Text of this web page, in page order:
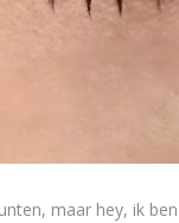
maar hey, ik